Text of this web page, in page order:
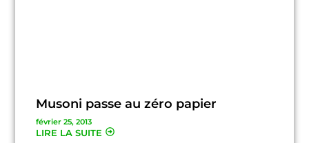
Musoni passe au zéro papier
février 25, 2013
LIRE LA SUITE